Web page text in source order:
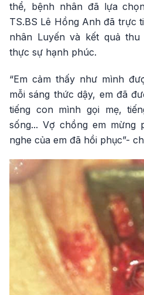
thể, bệnh nhân đã lựa
TS.BS Lê Hồng Anh đã trực
nhân Luyến và kết quả
thực sự hạnh phúc.
“Em cảm thấy như mình
mỗi sáng thức dậy, em đã
tiếng con mình gọi mẹ,
sống... Vợ chồng em mừng
nghe của em đã hồi phục”-